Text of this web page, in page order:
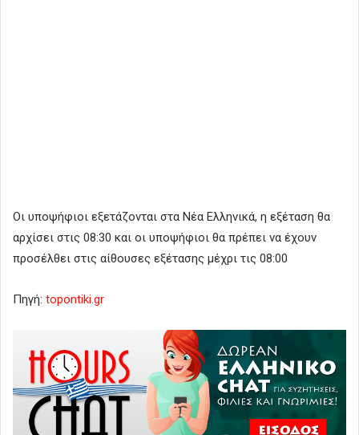
Οι υποψήφιοι εξετάζονται στα Νέα Ελληνικά, η εξέταση θα
αρχίσει στις 08:30 και οι υποψήφιοι θα πρέπει να έχουν
προσέλθει στις αίθουσες εξέτασης μέχρι τις 08:00
Πηγή: topontiki.gr